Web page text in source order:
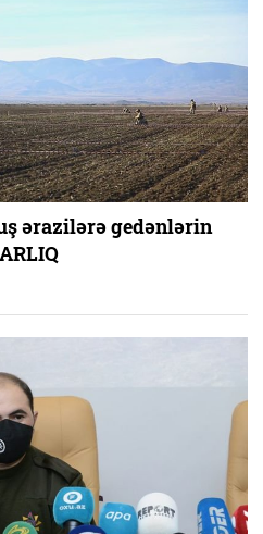
ərazilərə gedənlərin